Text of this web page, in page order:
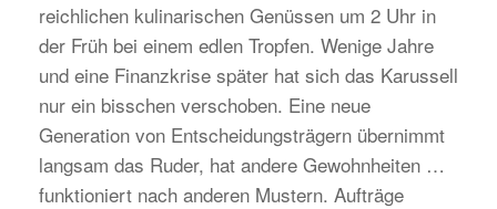
reichlichen kulinarischen Genüssen um 2 Uhr in
der Früh bei einem edlen Tropfen. Wenige Jahre
und eine Finanzkrise später hat sich das Karussell
nur ein bisschen verschoben. Eine neue
Generation von Entscheidungsträgern übernimmt
langsam das Ruder, hat andere Gewohnheiten …
funktioniert nach anderen Mustern. Aufträge